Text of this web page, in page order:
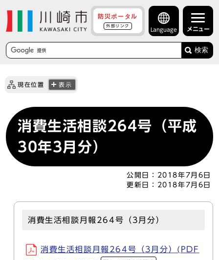
防災ポータル
外部リンク
Language メニュー
検索
現在位置 表示
消費生活相談264号（平成
30年3月分）
公開日：
2018年7月6日
更新日：
2018年7月6日
消費生活相談月報264号（3月分）
消費生活相談月報264号（3月分）(PDF